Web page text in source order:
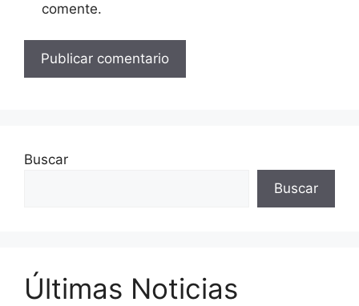
comente.
Buscar
Buscar
Últimas Noticias